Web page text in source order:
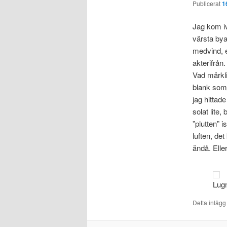
Publicerat
Jag kom
värsta
medvind,
Vad
blank
jag
solat lite,
”plutten”
luften,
ändå.
Detta